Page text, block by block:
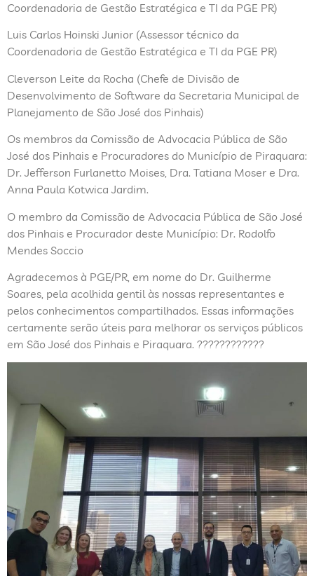
Coordenadoria de Gestão Estratégica e TI da PGE PR)
Luis Carlos Hoinski Junior (Assessor técnico da
Coordenadoria de Gestão Estratégica e TI da PGE PR)
Cleverson Leite da Rocha (Chefe de Divisão de
Desenvolvimento de Software da Secretaria Municipal de
Planejamento de São José dos Pinhais)
Os membros da Comissão de Advocacia Pública de São
José dos Pinhais e Procuradores do Município de Piraquara:
Dr. Jefferson Furlanetto Moises, Dra. Tatiana Moser e Dra.
Anna Paula Kotwica Jardim.
O membro da Comissão de Advocacia Pública de São José
dos Pinhais e Procurador deste Município: Dr. Rodolfo
Mendes Soccio
Agradecemos à PGE/PR, em nome do Dr. Guilherme
Soares, pela acolhida gentil às nossas representantes e
pelos conhecimentos compartilhados. Essas informações
certamente serão úteis para melhorar os serviços públicos
em São José dos Pinhais e Piraquara. ????????????